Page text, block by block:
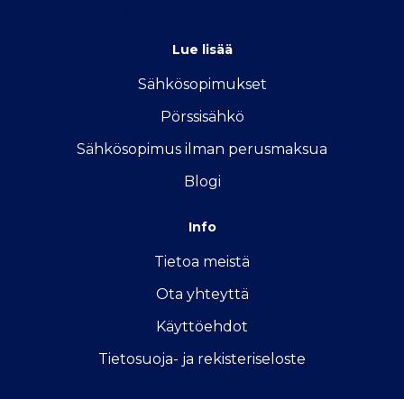
Lue lisää
Sähkösopimukset
Pörssisähkö
Sähkösopimus ilman perusmaksua
Blogi
Info
Tietoa meistä
Ota yhteyttä
Käyttöehdot
Tietosuoja- ja rekisteriseloste